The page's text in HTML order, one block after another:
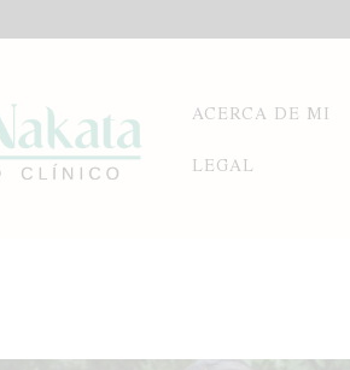
ACERCA DE MI
LEGAL